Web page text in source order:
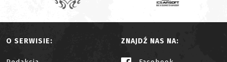
O SERWISIE: ZNAJDŹ NAS NA: